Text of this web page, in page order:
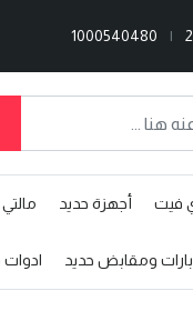
|
1000540480
فيت أجهزة حديد
بارات ومقابض حديد